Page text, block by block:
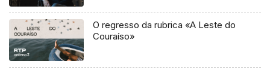
O regresso da rubrica «A Leste do
Couraíso»